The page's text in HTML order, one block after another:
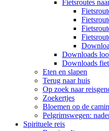
Fietsroutes
Downloads
Downloads
Eten en slapen
Terug naar huis
Op zoek naar
Zoekertjes
Bloemen op de
Pelgrimswegen:
Spirituele reis